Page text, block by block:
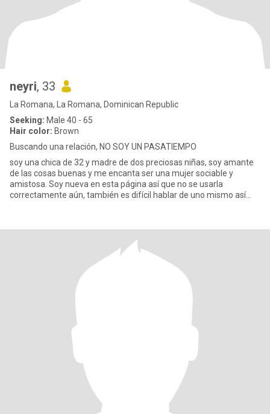
neyri, 33
La Romana, La Romana, Dominican Republic
Seeking: Male 40 - 65
Hair color: Brown
Buscando una relación, NO SOY UN PASATIEMPO
soy una chica de 32 y madre de dos preciosas niñas, soy amante
de las cosas buenas y me encanta ser una mujer sociable y
amistosa. Soy nueva en esta página así que no se usarla
correctamente aún, también es difícil hablar de uno mismo así